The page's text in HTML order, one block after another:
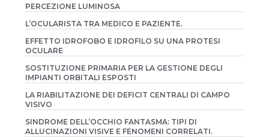
PERCEZIONE LUMINOSA
L’OCULARISTA TRA MEDICO E PAZIENTE.
EFFETTO IDROFOBO E IDROFILO SU UNA PROTESI
OCULARE
SOSTITUZIONE PRIMARIA PER LA GESTIONE DEGLI
IMPIANTI ORBITALI ESPOSTI
LA RIABILITAZIONE DEI DEFICIT CENTRALI DI CAMPO
VISIVO
SINDROME DELL’OCCHIO FANTASMA: TIPI DI
ALLUCINAZIONI VISIVE E FENOMENI CORRELATI.